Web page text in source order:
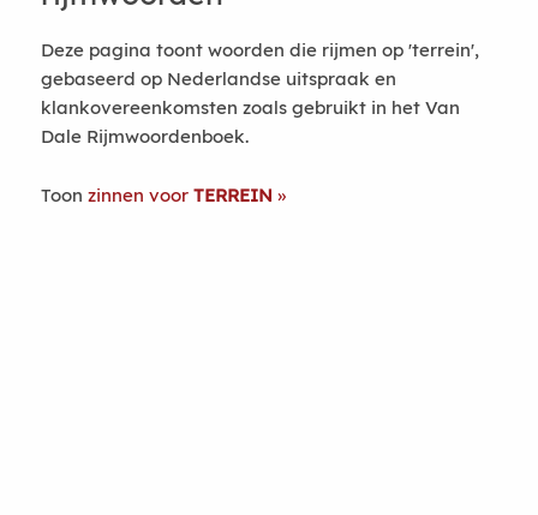
Deze pagina toont woorden die rijmen op 'terrein',
gebaseerd op Nederlandse uitspraak en
klankovereenkomsten zoals gebruikt in het Van
Dale Rijmwoordenboek.
Toon zinnen voor TERREIN